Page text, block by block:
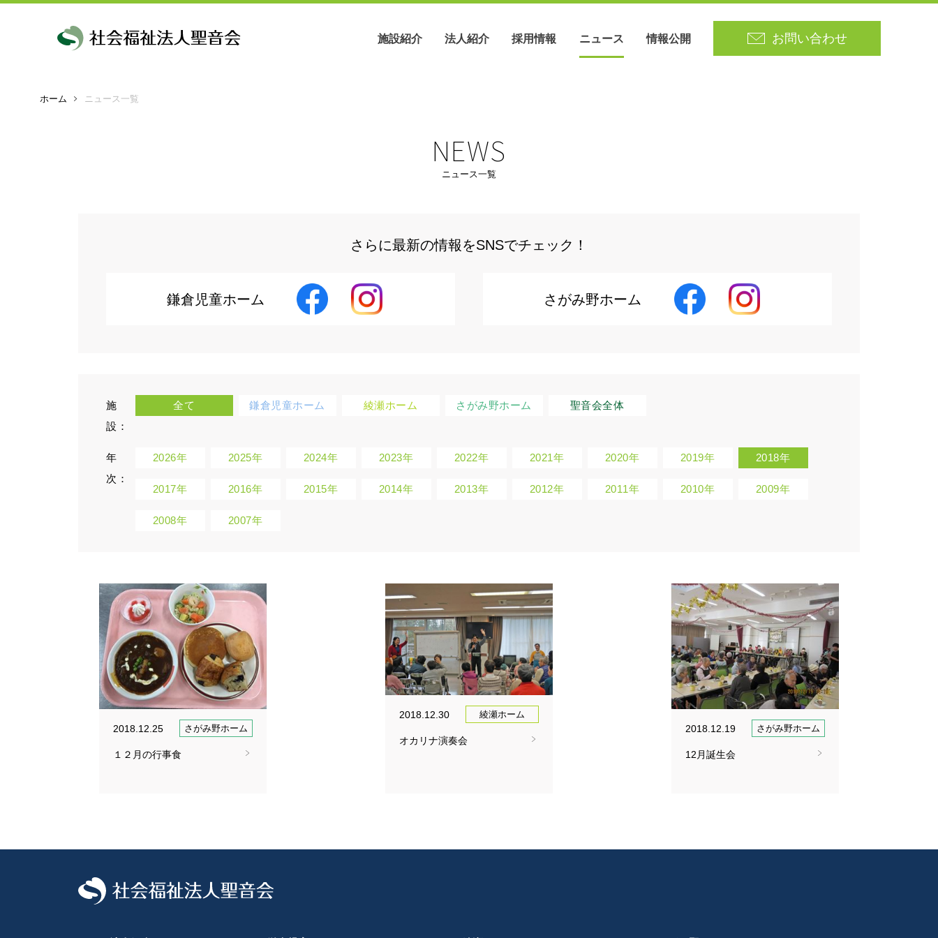
施設紹介
綾瀬ホーム
法人紹介 採用情報 ニュース 情報公開 お問い合わせ
ホーム ニュース一覧
NEWS
ニュース一覧
さらに最新の情報をSNSでチェック！
鎌倉児童ホーム さがみ野ホーム
施
設：
全て 鎌倉児童ホーム 綾瀬ホーム さがみ野ホーム 聖音会全体
年
次：
2026年 2025年 2024年 2023年 2022年 2021年 2020年 2019年 2018年
2017年 2016年 2015年 2014年 2013年 2012年 2011年 2010年 2009年
2008年 2007年
2018.12.25 さがみ野ホーム
１２月の行事食
2018.12.30 綾瀬ホーム
オカリナ演奏会
2018.12.19 さがみ野ホーム
12月誕生会